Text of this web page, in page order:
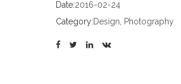
Date:2016-02-24
Category:Design, Photography